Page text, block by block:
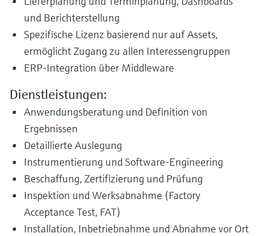
und Berichterstellung
Spezifische Lizenz basierend nur auf Assets,
ermöglicht Zugang zu allen Interessengruppen
ERP-Integration über Middleware
Dienstleistungen:
Anwendungsberatung und Definition von
Ergebnissen
Detaillierte Auslegung
Instrumentierung und Software-Engineering
Beschaffung, Zertifizierung und Prüfung
Inspektion und Werksabnahme (Factory
Acceptance Test, FAT)
Installation, Inbetriebnahme und Abnahme vor Ort